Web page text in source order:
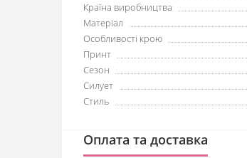
Країна виробництва
Матеріал
Особливості крою
Принт
Сезон
Силует
Стиль
Оплата та доставка